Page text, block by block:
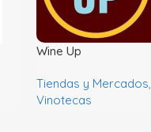
Wine Up
Tiendas y Mercados,
Vinotecas